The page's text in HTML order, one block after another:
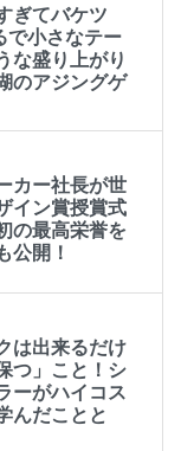
ぎてバケツ
で小さなテー
な盛り上がり
のアジングゲ
カー社長が世
イン賞授賞式
の最高栄誉を
公開！
は出来るだけ
つ」こと！シ
ーがハイコス
んだことと